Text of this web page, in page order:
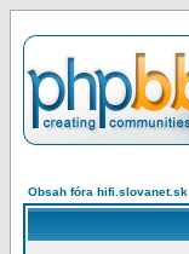
Obsah fóra hifi.slovanet.sk